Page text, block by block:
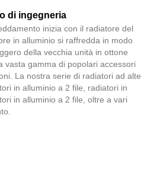
di ingegneria
inizia con il radiatore del
in alluminio si raffredda in modo
della vecchia unità in ottone
vasta gamma di popolari accessori
La nostra serie di radiatori ad alte
in alluminio a 2 file, radiatori in
in alluminio a 2 file, oltre a vari